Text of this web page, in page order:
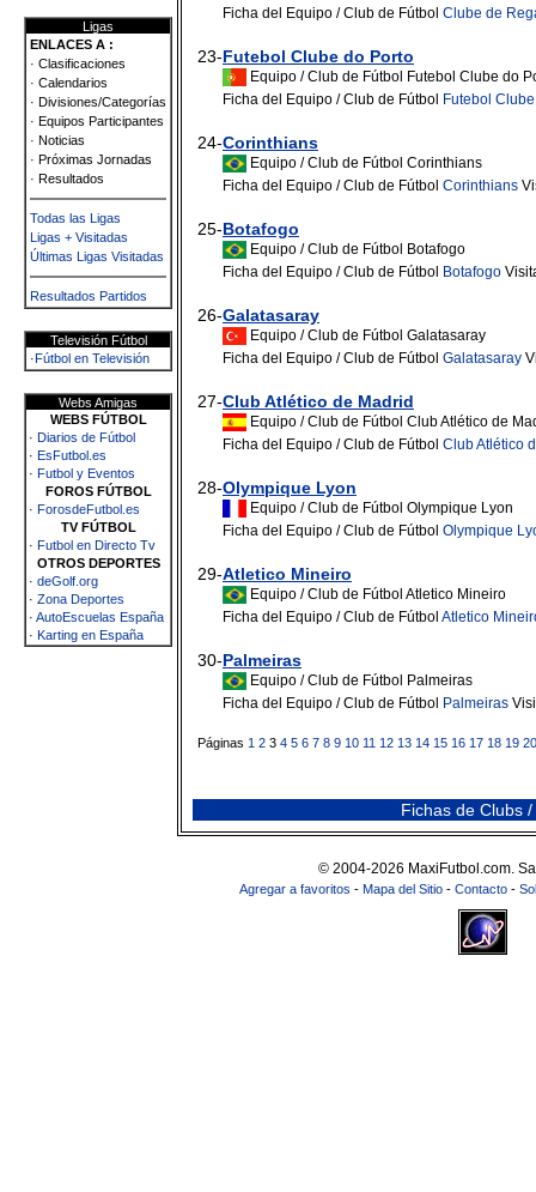
Ligas
ENLACES A :
· Clasificaciones
· Calendarios
· Divisiones/Categorías
· Equipos Participantes
· Noticias
· Próximas Jornadas
· Resultados
Todas las Ligas
Ligas + Visitadas
Últimas Ligas Visitadas
Resultados Partidos
Televisión Fútbol
·Fútbol en Televisión
Webs Amigas
WEBS FÚTBOL
· Diarios de Fútbol
· EsFutbol.es
· Futbol y Eventos
FOROS FÚTBOL
· ForosdeFutbol.es
TV FÚTBOL
· Futbol en Directo Tv
OTROS DEPORTES
· deGolf.org
· Zona Deportes
· AutoEscuelas España
· Karting en España
Ficha del Equipo / Club de Fútbol Clube de
23-Futebol Clube do Porto
Equipo / Club de Fútbol Futebol Clube do
Ficha del Equipo / Club de Fútbol Futebol
24-Corinthians
Equipo / Club de Fútbol Corinthians
Ficha del Equipo / Club de Fútbol Corinthians
25-Botafogo
Equipo / Club de Fútbol Botafogo
Ficha del Equipo / Club de Fútbol Botafogo
26-Galatasaray
Equipo / Club de Fútbol Galatasaray
Ficha del Equipo / Club de Fútbol Galatasaray
27-Club Atlético de Madrid
Equipo / Club de Fútbol Club Atlético de
Ficha del Equipo / Club de Fútbol Club Atlético
28-Olympique Lyon
Equipo / Club de Fútbol Olympique Lyon
Ficha del Equipo / Club de Fútbol Olympique
29-Atletico Mineiro
Equipo / Club de Fútbol Atletico Mineiro
Ficha del Equipo / Club de Fútbol Atletico
30-Palmeiras
Equipo / Club de Fútbol Palmeiras
Ficha del Equipo / Club de Fútbol Palmeiras
Páginas 1 2 3 4 5 6 7 8 9 10 11 12 13 14 15 16 17 18 19 20
Fichas de Clubs
© 2004-2026 MaxiFutbol.com.
Agregar a favoritos - Mapa del Sitio - Contacto -